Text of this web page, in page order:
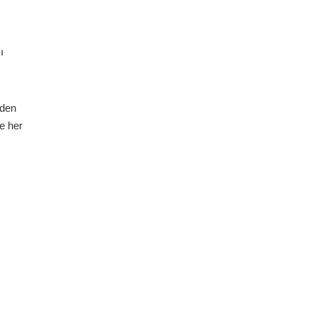
her